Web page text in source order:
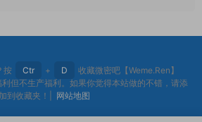
按 Ctr + D
收藏微密吧【Weme.Ren】
但不生产福利。如果你觉得本站做的不错，请添
加到收藏夹！| 网站地图